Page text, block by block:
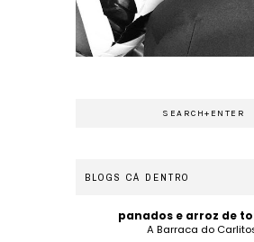
BLOGS CÁ DENTRO
panados e arroz de
A Barraca do